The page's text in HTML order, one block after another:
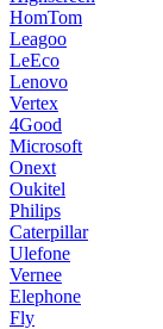
HomTom
Leagoo
LeEco
Lenovo
Vertex
4Good
Microsoft
Onext
Oukitel
Philips
Caterpillar
Ulefone
Vernee
Elephone
Fly